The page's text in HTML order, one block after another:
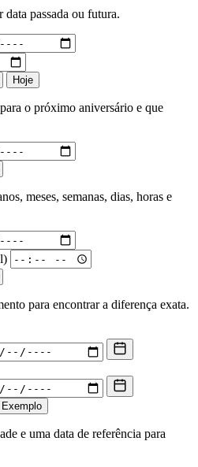
passada ou futura.
Hoje
o próximo aniversário e que
meses, semanas, dias, horas e
para encontrar a diferença exata.
Exemplo
e uma data de referência para